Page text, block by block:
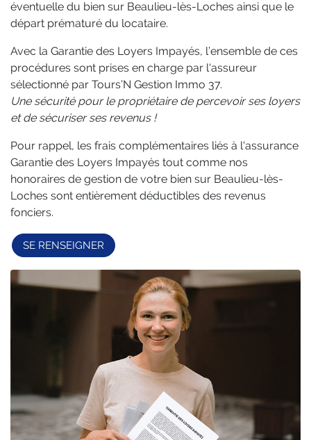
éventuelle du bien sur Beaulieu-lès-Loches ainsi que le
départ prématuré du locataire.
Avec la Garantie des Loyers Impayés, l’ensemble de ces
procédures sont prises en charge par l'assureur
sélectionné par Tours’N Gestion Immo 37.
Une sécurité pour le propriétaire de percevoir ses loyers
et de sécuriser ses revenus !
Pour rappel, les frais complémentaires liés à l'assurance
Garantie des Loyers Impayés tout comme nos
honoraires de gestion de votre bien sur Beaulieu-lès-
Loches sont entièrement déductibles des revenus
fonciers.
SE RENSEIGNER